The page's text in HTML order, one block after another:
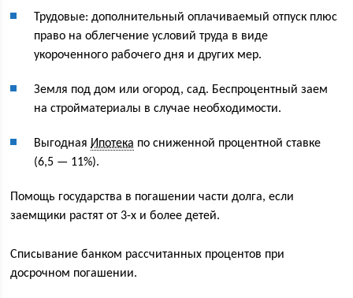
Трудовые: дополнительный оплачиваемый отпуск плюс
право на облегчение условий труда в виде
укороченного рабочего дня и других мер.
Земля под дом или огород, сад. Беспроцентный заем
на стройматериалы в случае необходимости.
ВыгоднаяИпотека по сниженной процентной ставке
(6,5 — 11%).
Помощь государства в погашении части долга, если
заемщики растят от 3-х и более детей.
Списывание банком рассчитанных процентов при
досрочном погашении.